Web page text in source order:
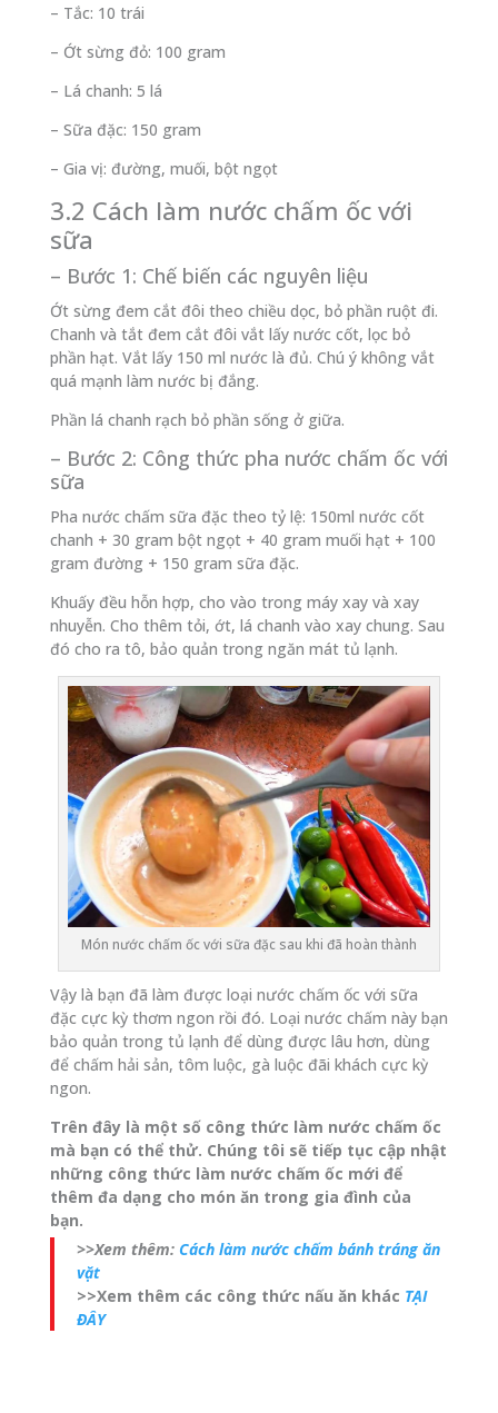
– Tắc: 10 trái
– Ớt sừng đỏ: 100 gram
– Lá chanh: 5 lá
– Sữa đặc: 150 gram
– Gia vị: đường, muối, bột ngọt
3.2 Cách làm nước chấm ốc với
sữa
– Bước 1: Chế biến các nguyên liệu
Ớt sừng đem cắt đôi theo chiều dọc, bỏ phần ruột đi.
Chanh và tắt đem cắt đôi vắt lấy nước cốt, lọc bỏ
phần hạt. Vắt lấy 150 ml nước là đủ. Chú ý không vắt
quá mạnh làm nước bị đắng.
Phần lá chanh rạch bỏ phần sống ở giữa.
– Bước 2: Công thức pha nước chấm ốc với
sữa
Pha nước chấm sữa đặc theo tỷ lệ: 150ml nước cốt
chanh + 30 gram bột ngọt + 40 gram muối hạt + 100
gram đường + 150 gram sữa đặc.
Khuấy đều hỗn hợp, cho vào trong máy xay và xay
nhuyễn. Cho thêm tỏi, ớt, lá chanh vào xay chung. Sau
đó cho ra tô, bảo quản trong ngăn mát tủ lạnh.
Món nước chấm ốc với sữa đặc sau khi đã hoàn thành
Vậy là bạn đã làm được loại nước chấm ốc với sữa
đặc cực kỳ thơm ngon rồi đó. Loại nước chấm này bạn
bảo quản trong tủ lạnh để dùng được lâu hơn, dùng
để chấm hải sản, tôm luộc, gà luộc đãi khách cực kỳ
ngon.
Trên đây là một số công thức làm nước chấm ốc
mà bạn có thể thử. Chúng tôi sẽ tiếp tục cập nhật
những công thức làm nước chấm ốc mới để
thêm đa dạng cho món ăn trong gia đình của
bạn.
>>Xem thêm: Cách làm nước chấm bánh tráng ăn
vặt
>>Xem thêm các công thức nấu ăn khác TẠI
ĐÂY